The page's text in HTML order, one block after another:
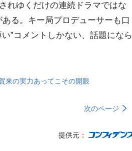
れゆくだけの連続ドラマではな
る。キー局プロデューサーも口
”コメントしかない、話題になら
来の実力あってこその開眼
次のページ
提供元：